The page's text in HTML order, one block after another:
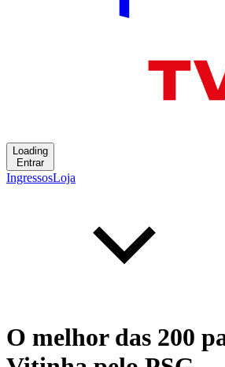
Loading
Entrar
IngressosLoja
O melhor das 200